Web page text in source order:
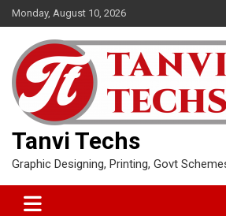
Skip
to
content
Monday, August 10, 2026
Tanvi Techs
Graphic Designing, Printing, Govt